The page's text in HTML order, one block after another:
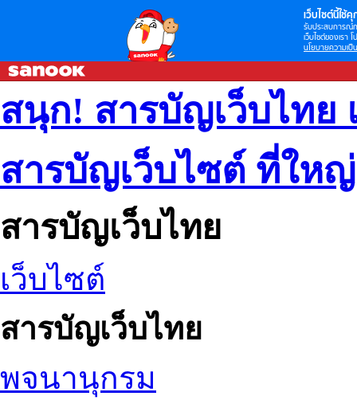
เว็บไซต์นี้ใช้คุ
รับประสบการณ์
เว็บไซต์ของเรา
นโยบายความเป็
สนุก! สารบัญเว็บไทย
สารบัญเว็บไซต์ ที่ให
สารบัญเว็บไทย
เว็บไซต์
สารบัญเว็บไทย
พจนานุกรม